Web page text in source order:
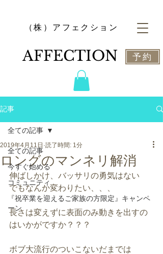
​（株）アフェクション
​AFFECTION 予約
記事
全ての記事
今すぐ始める
コミュニティ
『祝卒業を迎えるご家族の方限定』キャンペ
ーン
全ての記事
ロングのマンネリ解消
2019年4月11日 読了時間: 1分
伸ばしかけ、バッサリの勇気はない
でもなんか変わりたい、、、
長さは変えずに表面のみ動きを出すの
はいかがですか？？？
ボブ大流行のついこないだまでは